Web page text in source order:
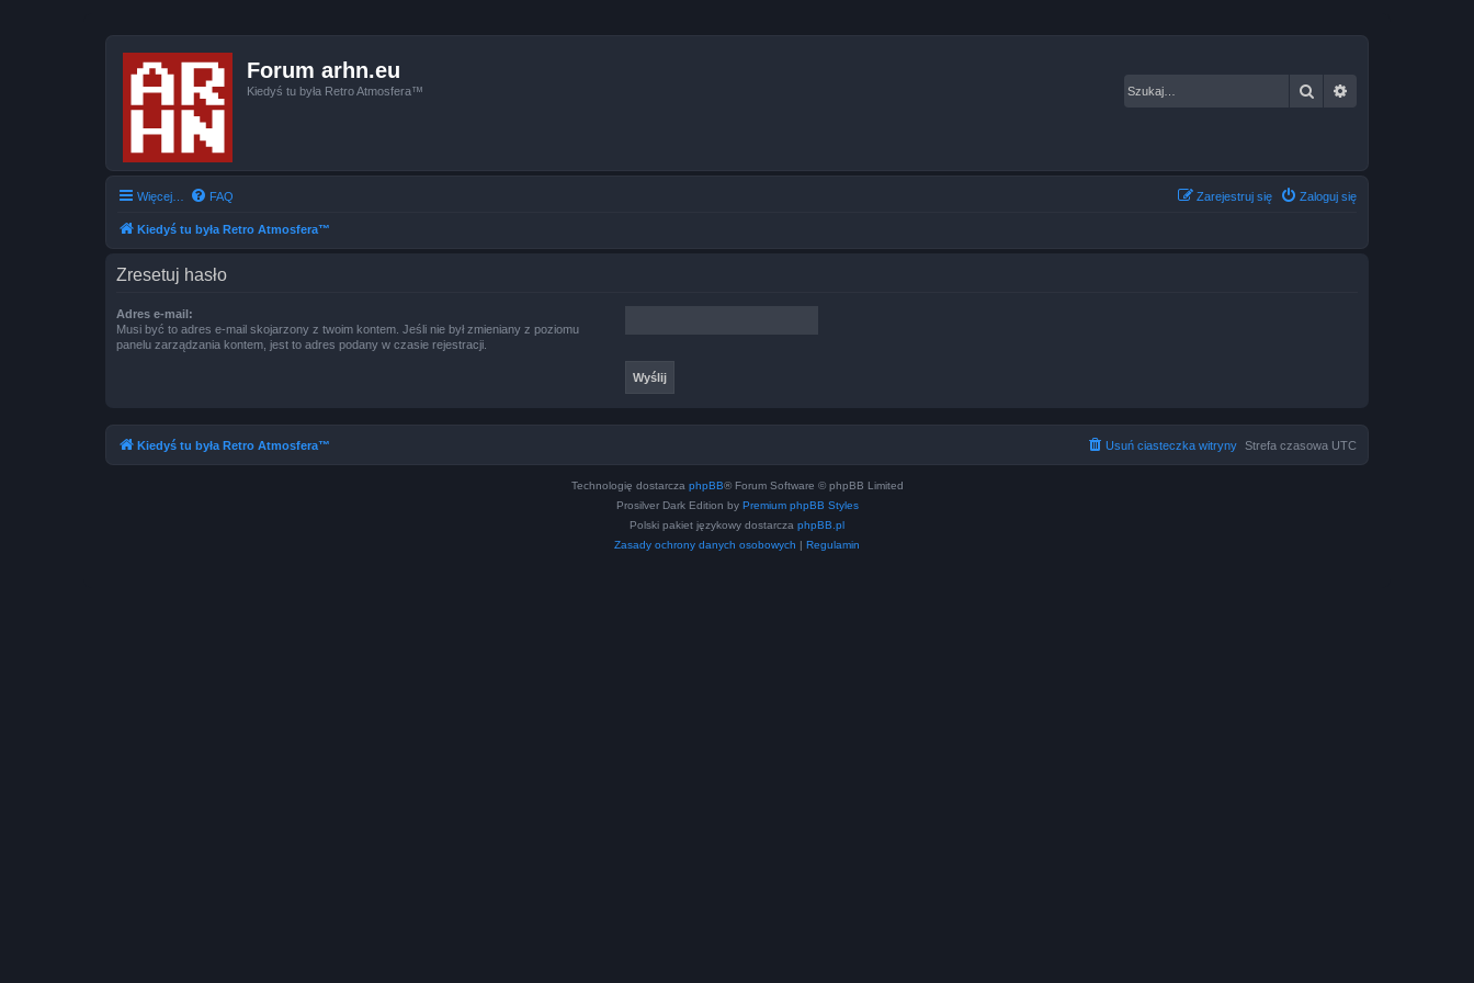
Forum arhn.eu
Kiedyś tu była Retro Atmosfera™ Szukaj
Więcej… FAQ Zaloguj się
Zarejestruj się
Kiedyś tu była Retro Atmosfera™
Zresetuj hasło
Adres e-mail:
Musi być to adres e-mail skojarzony z twoim kontem. Jeśli nie był zmieniany z poziomu
panelu zarządzania kontem, jest to adres podany w czasie rejestracji.
Kiedyś tu była Retro Atmosfera™ Strefa czasowa UTC
Usuń ciasteczka witryny
Technologię dostarcza phpBB® Forum Software © phpBB Limited
Prosilver Dark Edition by Premium phpBB Styles
Polski pakiet językowy dostarcza phpBB.pl
Zasady ochrony danych osobowych | Regulamin